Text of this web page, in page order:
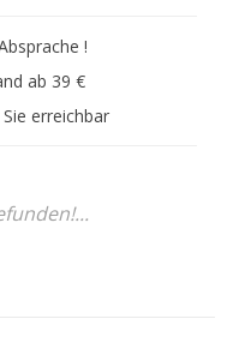
!
ab 39 €
erreichbar